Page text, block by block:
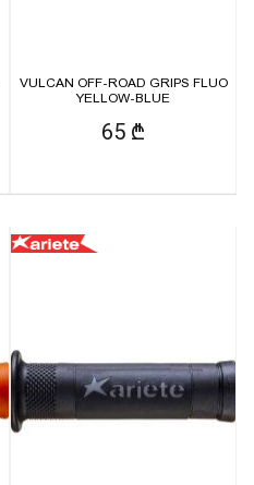
VULCAN OFF-ROAD GRIPS FLUO
YELLOW-BLUE
65 ₾